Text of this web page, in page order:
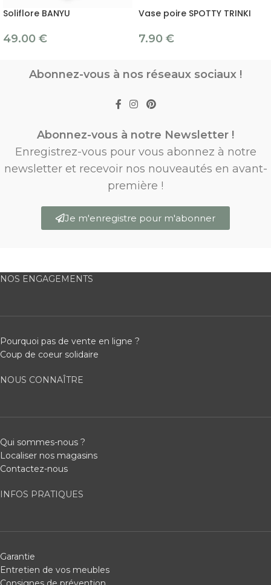
Soliflore BANYU
49.00 €
Vase poire SPOTTY TRINKI
7.90 €
Abonnez-vous à nos réseaux sociaux !
Abonnez-vous à notre Newsletter !
Enregistrez-vous pour vous abonnez à notre
newsletter et recevoir nos nouveautés en avant-
première !
Je m'enregistre pour m'abonner
NOS ENGAGEMENTS
Pourquoi pas de vente en ligne ?
Coup de coeur solidaire
NOUS CONNAÎTRE
Qui sommes-nous ?
Localiser nos magasins
Contactez-nous
INFOS PRATIQUES
Garantie
Entretien de vos meubles